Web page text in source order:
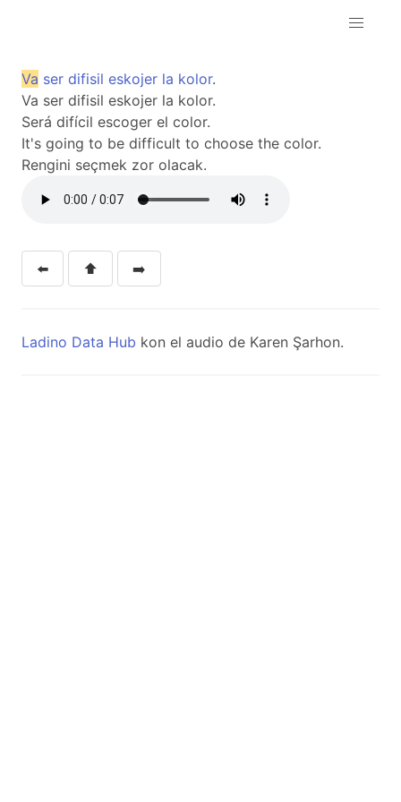
Va ser difisil eskojer la kolor.
Va ser difisil eskojer la kolor.
Será difícil escoger el color.
It's going to be difficult to choose the color.
Rengini seçmek zor olacak.
⬅️ ⬆️ ➡️
Ladino Data Hub kon el audio de Karen Şarhon.